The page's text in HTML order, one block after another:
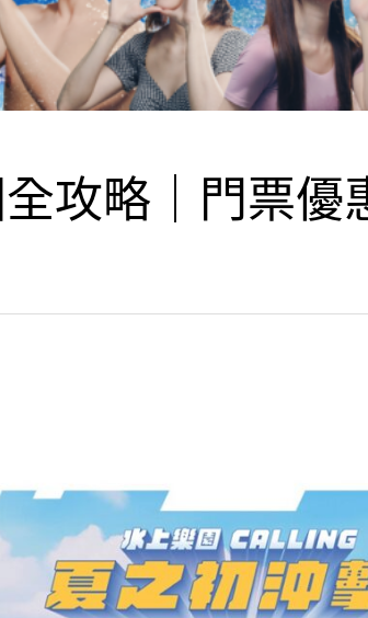
攻略｜門票